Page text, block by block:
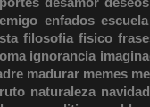
enfados escuela
filosofia fisico
ignorancia
madurar memes
naturaleza navidad